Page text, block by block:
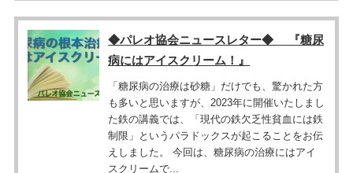
◆パレオ協会ニュースレター◆ 『糖尿
病にはアイスクリーム！』
「糖尿病の治療は砂糖」だけでも、驚かれた方
も多いと思いますが、2023年に開催いたしまし
た鉄の講義では、「現代の鉄欠乏性貧血には鉄
制限」というパラドックスが起こることをお伝
えしました。 今回は、糖尿病の治療にはアイ
スクリームで...